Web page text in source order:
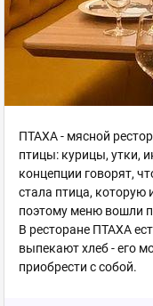
ПТАХА - мясной
птицы: курицы, утки,
концепции говорят,
стала птица, которую
поэтому меню вошли
В ресторане ПТАХА
выпекают хлеб - его
приобрести с собой.